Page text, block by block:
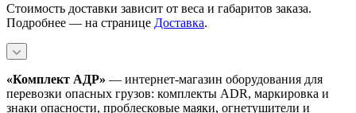
Стоимость доставки зависит от веса и габаритов заказа.
Подробнее — на странице Доставка.
«Комплект АДР» — интернет-магазин оборудования для
перевозки опасных грузов: комплекты ADR, маркировка и
знаки опасности, проблесковые маяки, огнетушители и